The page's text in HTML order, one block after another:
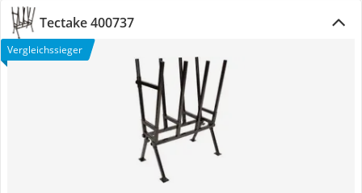
Tectake 400737
Vergleichssieger